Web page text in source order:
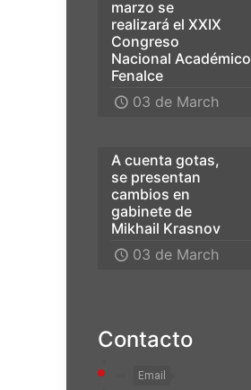
marzo se
realizará el XXIX
Congreso
Nacional Académico
Fenalce
03 de March
A cuenta gotas,
se presentan
cambios en
gabinete de
Mikhail Krasnov
03 de March
Contacto
Email